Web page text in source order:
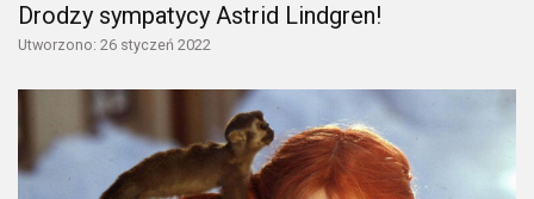
Drodzy sympatycy Astrid Lindgren!
Utworzono: 26 styczeń 2022